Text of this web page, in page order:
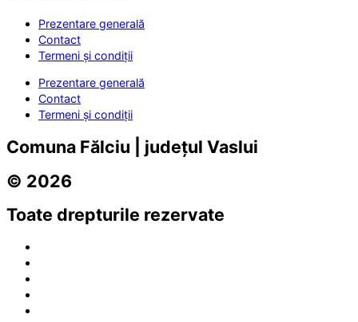
Prezentare generală
Contact
Termeni și condiții
Prezentare generală
Contact
Termeni și condiții
Comuna Fălciu | județul Vaslui
© 2026
Toate drepturile rezervate